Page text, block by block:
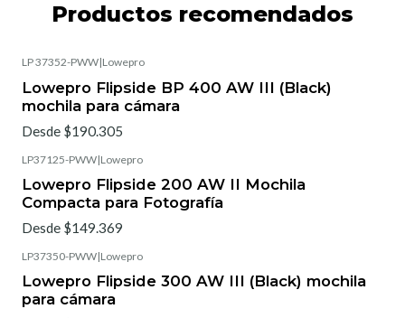
Productos recomendados
LP 37352-PWW|Lowepro
Lowepro Flipside BP 400 AW III (Black)
mochila para cámara
Desde $190.305
LP37125-PWW|Lowepro
Lowepro Flipside 200 AW II Mochila
Compacta para Fotografía
Desde $149.369
LP37350-PWW|Lowepro
Lowepro Flipside 300 AW III (Black) mochila
para cámara